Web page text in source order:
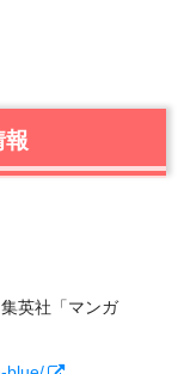
報
英社「マンガ